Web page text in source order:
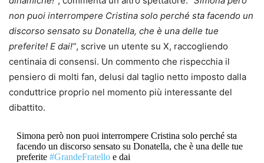
non puoi interrompere Cristina solo perché sta facendo un
discorso sensato su Donatella, che è una delle tue
preferite! E dai!”, scrive un utente su X, raccogliendo
centinaia di consensi. Un commento che rispecchia il
pensiero di molti fan, delusi dal taglio netto imposto dalla
conduttrice proprio nel momento più interessante del
dibattito.
Simona però non puoi interrompere Cristina solo perché sta
facendo un discorso sensato su Donatella, che è una delle tue
preferite #GrandeFratelloe dai